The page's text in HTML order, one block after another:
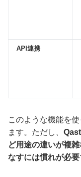
API連携
このような機能を
ます。ただし、
ど用途の違いが複
なすには慣れが必要